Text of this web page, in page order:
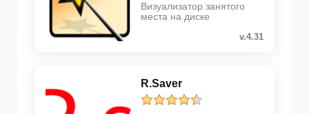
Визуализатор занятого
места на диске
v.4.31
R.Saver